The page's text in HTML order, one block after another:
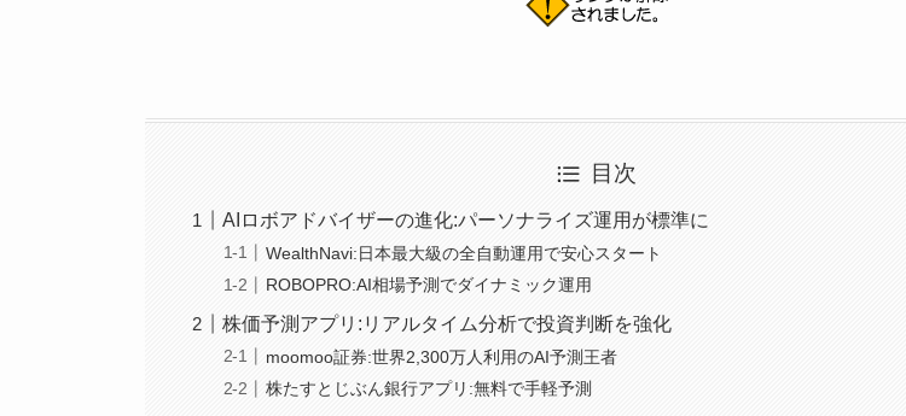
目次
AIロボアドバイザーの進化:パーソナライズ運用が標準に
WealthNavi:日本最大級の全自動運用で安心スタート
ROBOPRO:AI相場予測でダイナミック運用
株価予測アプリ:リアルタイム分析で投資判断を強化
moomoo証券:世界2,300万人利用のAI予測王者
株たすとじぶん銀行アプリ:無料で手軽予測